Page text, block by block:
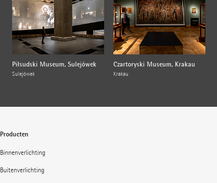
Piłsudski Museum, Sulejówek
Sulejówek
Czartoryski Museum, Krakau
Krakau
Producten
Binnenverlichting
Buitenverlichting